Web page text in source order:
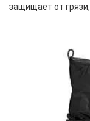
защищает от грязи,